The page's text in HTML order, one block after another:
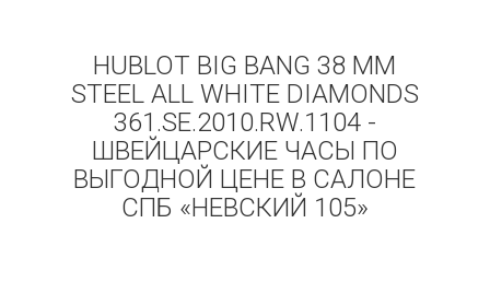
HUBLOT BIG BANG 38 MM
STEEL ALL WHITE DIAMONDS
361.SE.2010.RW.1104 -
ШВЕЙЦАРСКИЕ ЧАСЫ ПО
ВЫГОДНОЙ ЦЕНЕ В САЛОНЕ
СПБ «НЕВСКИЙ 105»